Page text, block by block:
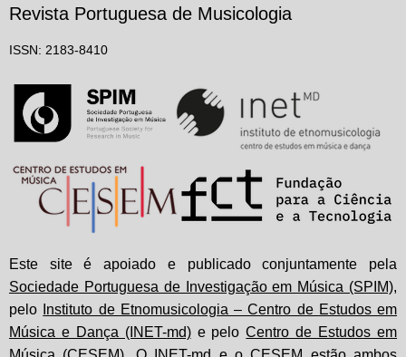
Revista Portuguesa de Musicologia
ISSN: 2183-8410
Este site é apoiado e publicado conjuntamente pela
Sociedade Portuguesa de Investigação em Música (SPIM),
pelo
Instituto de Etnomusicologia – Centro de Estudos em
Música e Dança (INET-md)e peloCentro de Estudos em